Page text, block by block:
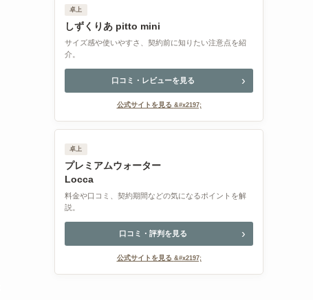
卓上
しずくりあ pitto mini
サイズ感や使いやすさ、契約前に知りたい注意点を紹
介。
口コミ・レビューを見る
公式サイトを見る
卓上
プレミアムウォーター
Locca
料金や口コミ、契約期間などの気になるポイントを解
説。
口コミ・評判を見る
公式サイトを見る